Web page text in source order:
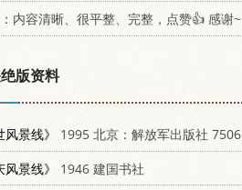
：内容清晰、很平整、完整，点赞👍 感谢~
版资料
风景线》
1995 北京：解放军出版社 7506526018
风景线》
1946 建国书社